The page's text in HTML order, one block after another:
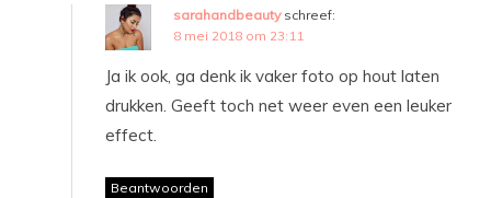
sarahandbeauty schreef:
8 mei 2018 om 23:11
Ja ik ook, ga denk ik vaker foto op hout laten
drukken. Geeft toch net weer even een leuker
effect.
Beantwoorden